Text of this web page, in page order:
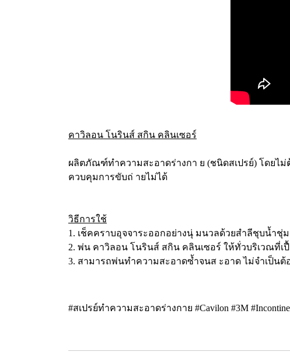
คาวิลอน โนรินส์ สกิน คลินเซอร์
ผลิตภัณฑ์ทำความสะอาดร่างกา ย (ชนิดสเปรย์) โดยไ
ควบคุมการขับถ่ ายไม่ได้
วิธีการใช้
1. เช็คคราบอุจจาระออกอย่างนุ่ มนวลด้วยสำลีชุบน้ำชุ่ม
2. พ่น คาวิลอน โนรินส์ สกิน คลินเซอร์ ให้ทั่วบริเวณที่
3. สามารถพ่นทำความสะอาดซ้ำจนส ะอาด ไม่จำเป็นต้
#สเปรย์ทำความสะอาดร่างกาย #Cavilon #3M